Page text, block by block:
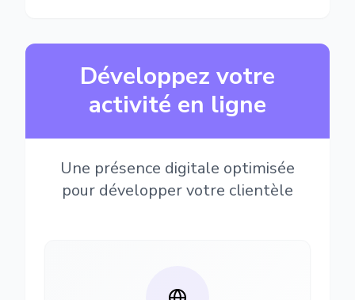
Développez votre
activité en ligne
Une présence digitale optimisée
pour développer votre clientèle